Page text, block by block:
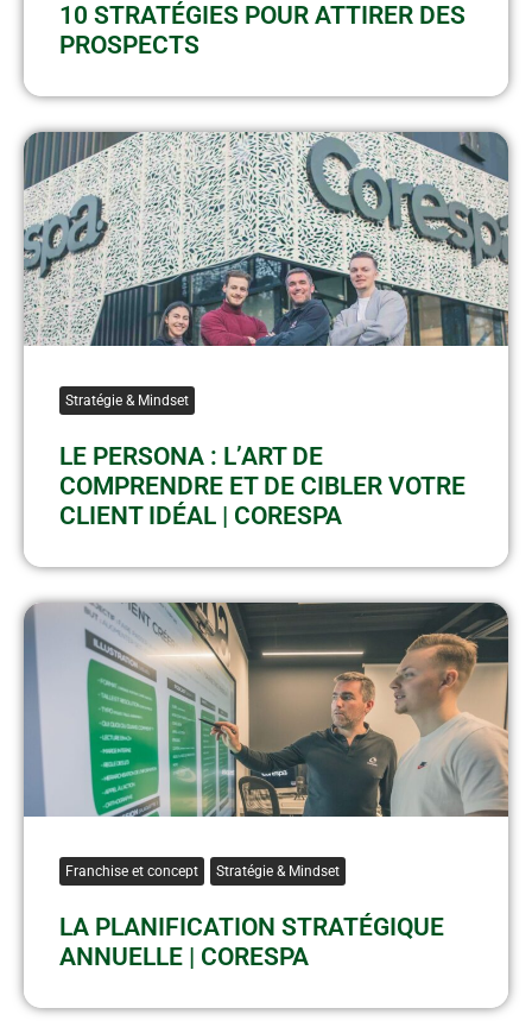
10 STRATÉGIES POUR ATTIRER DES
PROSPECTS
Stratégie & Mindset
LE PERSONA : L’ART DE
COMPRENDRE ET DE CIBLER VOTRE
CLIENT IDÉAL | CORESPA
Franchise et concept Stratégie & Mindset
LA PLANIFICATION STRATÉGIQUE
ANNUELLE | CORESPA